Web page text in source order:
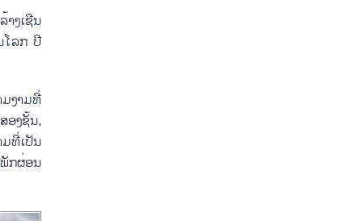
ງເຊີນ
ໂລກ ປີ
ງາມທີ່
ອງຊັ້ນ,
ທີ່ເປັນ
ກຜ່ອນ